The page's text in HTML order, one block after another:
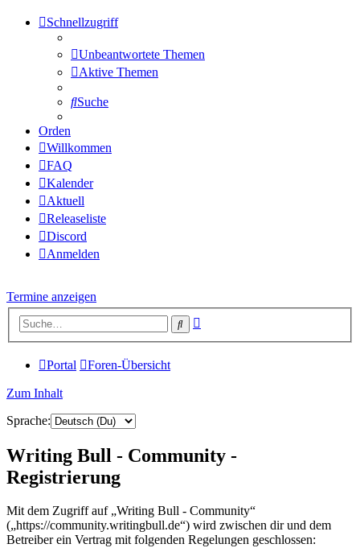
Schnellzugriff
Unbeantwortete Themen
Aktive Themen
Suche
Orden
Willkommen
FAQ
Kalender
Aktuell
Releaseliste
Discord
Anmelden
Termine anzeigen
Suche
Portal Foren-Übersicht
Zum Inhalt
Sprache:
Writing Bull - Community -
Registrierung
Mit dem Zugriff auf „Writing Bull - Community“
(„https://community.writingbull.de“) wird zwischen dir und dem
Betreiber ein Vertrag mit folgenden Regelungen geschlossen: